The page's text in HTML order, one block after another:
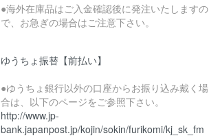
●海外在庫品はご入金確認後に発注いたしますの
で、お急ぎの場合はご注意下さい。
ゆうちょ振替【前払い】
●ゆうちょ銀行以外の口座からお振り込み戴く場
合は、以下のページをご参照下さい。
http://www.jp-
bank.japanpost.jp/kojin/sokin/furikomi/kj_sk_fm